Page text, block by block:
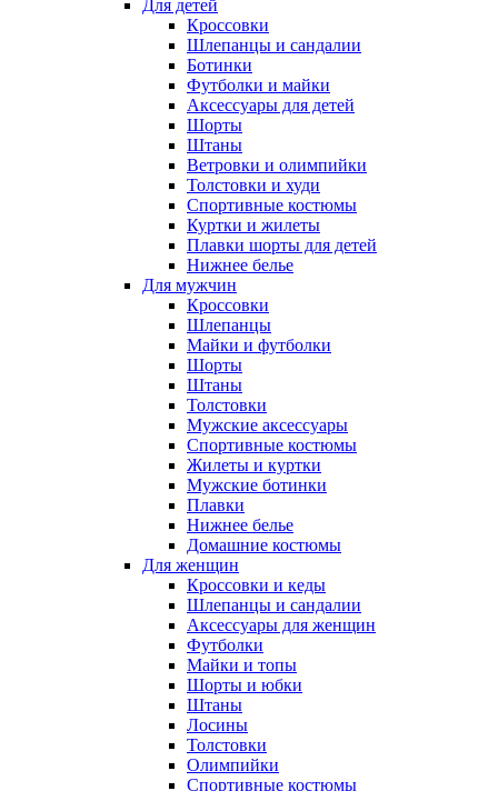
Для детей
Кроссовки
Шлепанцы и сандалии
Ботинки
Футболки и майки
Аксессуары для детей
Шорты
Штаны
Ветровки и олимпийки
Толстовки и худи
Спортивные костюмы
Куртки и жилеты
Плавки шорты для детей
Нижнее белье
Для мужчин
Кроссовки
Шлепанцы
Майки и футболки
Шорты
Штаны
Толстовки
Мужские аксессуары
Спортивные костюмы
Жилеты и куртки
Мужские ботинки
Плавки
Нижнее белье
Домашние костюмы
Для женщин
Кроссовки и кеды
Шлепанцы и сандалии
Аксессуары для женщин
Футболки
Майки и топы
Шорты и юбки
Штаны
Лосины
Толстовки
Олимпийки
Спортивные костюмы